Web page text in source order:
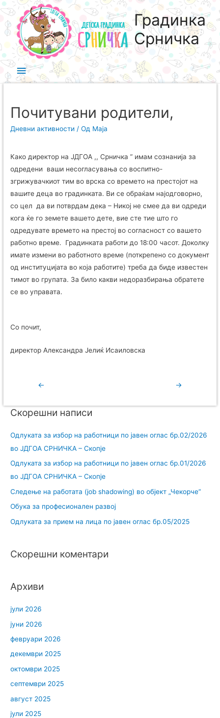
Градинка
Срничка
Почитувани родители,
Дневни активности / Од Maja
Како директор на ЈДГОА ,, Срничка ” имам сознанија за
одредени ваши несогласувања со воспитно-
згрижувачкиот тим во врска со времето на престојот на
вашите деца во градинката. Ви се обраќам најодговорно,
со цел да ви потврдам дека – Никој не смее да ви одреди
кога ќе го земете вашето дете, вие сте тие што го
одредувате времето на престој во согласност со вашето
работно време. Градинката работи до 18:00 часот. Доколку
имате измени во работното време (поткрепено со документ
од институцијата во која работите) треба да биде известен
тимот во групата. За било какви недоразбирања обратете
се во управата.
Со почит,
директор Александра Јелиќ Исаиловска
← →
Скорешни написи
Одлуката за избор на работници по јавен оглас бр.02/2026
во ЈДГОА СРНИЧКА – Скопје
Одлуката за избор на работници по јавен оглас бр.01/2026
во ЈДГОА СРНИЧКА – Скопје
Следење на работата (job shadowing) во објект „Чекорче“
Обука за професионален развој
Одлуката за прием на лица по јавен оглас бр.05/2025
Скорешни коментари
Архиви
јули 2026
јуни 2026
февруари 2026
декември 2025
октомври 2025
септември 2025
август 2025
јули 2025